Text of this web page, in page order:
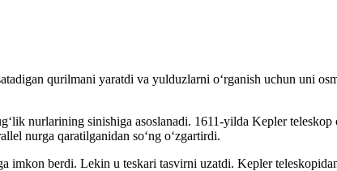
qurilmani yaratdi va yulduzlarni oʻrganish uchun uni
nurlarining sinishiga asoslanadi. 1611-yilda Kepler
nurga qaratilganidan soʻng oʻzgartirdi.
berdi. Lekin u teskari tasvirni uzatdi. Kepler